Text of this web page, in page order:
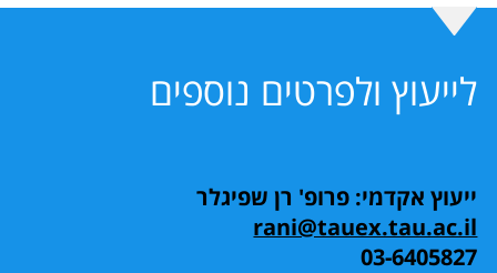
לייעוץ ולפרטים נוספים
ייעוץ אקדמי: פרופ' רן שפיגלר
rani@tauex.tau.ac.il
03-6405827